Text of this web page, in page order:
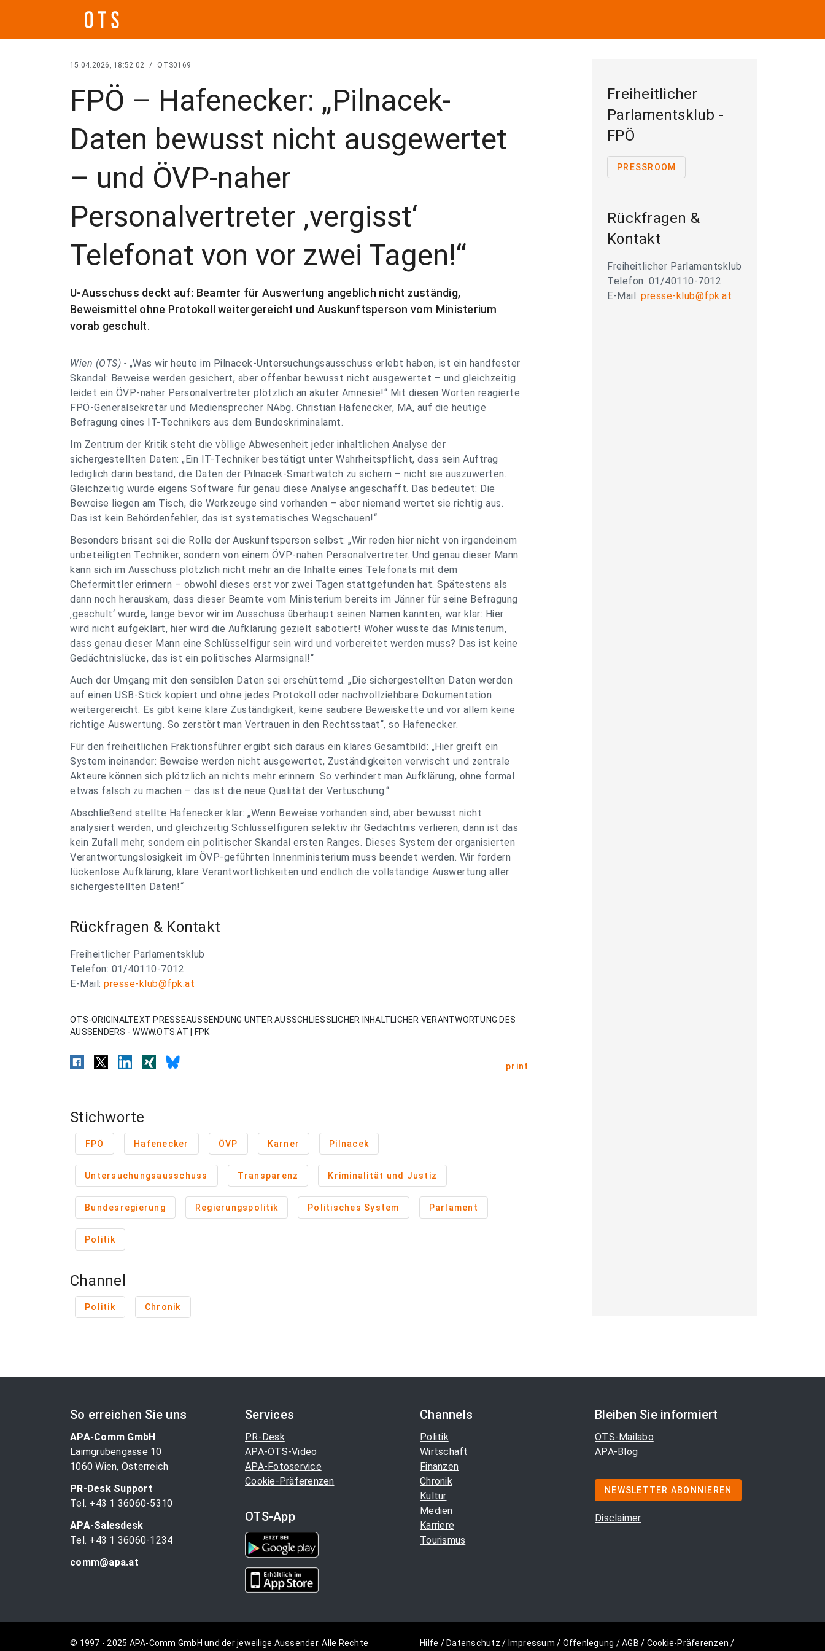
15.04.2026, 18:52:02 / OTS0169
FPÖ – Hafenecker: „Pilnacek-
Daten bewusst nicht ausgewertet
– und ÖVP-naher
Personalvertreter ‚vergisst‘
Telefonat von vor zwei Tagen!“
U-Ausschuss deckt auf: Beamter für Auswertung angeblich nicht zuständig,
Beweismittel ohne Protokoll weitergereicht und Auskunftsperson vom Ministerium
vorab geschult.
Wien (OTS) - „Was wir heute im Pilnacek-Untersuchungsausschuss erlebt haben, ist ein handfester
Skandal: Beweise werden gesichert, aber offenbar bewusst nicht ausgewertet – und gleichzeitig
leidet ein ÖVP-naher Personalvertreter plötzlich an akuter Amnesie!“ Mit diesen Worten reagierte
FPÖ-Generalsekretär und Mediensprecher NAbg. Christian Hafenecker, MA, auf die heutige
Befragung eines IT-Technikers aus dem Bundeskriminalamt.
Im Zentrum der Kritik steht die völlige Abwesenheit jeder inhaltlichen Analyse der
sichergestellten Daten: „Ein IT-Techniker bestätigt unter Wahrheitspflicht, dass sein Auftrag
lediglich darin bestand, die Daten der Pilnacek-Smartwatch zu sichern – nicht sie auszuwerten.
Gleichzeitig wurde eigens Software für genau diese Analyse angeschafft. Das bedeutet: Die
Beweise liegen am Tisch, die Werkzeuge sind vorhanden – aber niemand wertet sie richtig aus.
Das ist kein Behördenfehler, das ist systematisches Wegschauen!“
Besonders brisant sei die Rolle der Auskunftsperson selbst: „Wir reden hier nicht von irgendeinem
unbeteiligten Techniker, sondern von einem ÖVP-nahen Personalvertreter. Und genau dieser Mann
kann sich im Ausschuss plötzlich nicht mehr an die Inhalte eines Telefonats mit dem
Chefermittler erinnern – obwohl dieses erst vor zwei Tagen stattgefunden hat. Spätestens als
dann noch herauskam, dass dieser Beamte vom Ministerium bereits im Jänner für seine Befragung
‚geschult‘ wurde, lange bevor wir im Ausschuss überhaupt seinen Namen kannten, war klar: Hier
wird nicht aufgeklärt, hier wird die Aufklärung gezielt sabotiert! Woher wusste das Ministerium,
dass genau dieser Mann eine Schlüsselfigur sein wird und vorbereitet werden muss? Das ist keine
Gedächtnislücke, das ist ein politisches Alarmsignal!“
Auch der Umgang mit den sensiblen Daten sei erschütternd. „Die sichergestellten Daten werden
auf einen USB-Stick kopiert und ohne jedes Protokoll oder nachvollziehbare Dokumentation
weitergereicht. Es gibt keine klare Zuständigkeit, keine saubere Beweiskette und vor allem keine
richtige Auswertung. So zerstört man Vertrauen in den Rechtsstaat“, so Hafenecker.
Für den freiheitlichen Fraktionsführer ergibt sich daraus ein klares Gesamtbild: „Hier greift ein
System ineinander: Beweise werden nicht ausgewertet, Zuständigkeiten verwischt und zentrale
Akteure können sich plötzlich an nichts mehr erinnern. So verhindert man Aufklärung, ohne formal
etwas falsch zu machen – das ist die neue Qualität der Vertuschung.“
Abschließend stellte Hafenecker klar: „Wenn Beweise vorhanden sind, aber bewusst nicht
analysiert werden, und gleichzeitig Schlüsselfiguren selektiv ihr Gedächtnis verlieren, dann ist das
kein Zufall mehr, sondern ein politischer Skandal ersten Ranges. Dieses System der organisierten
Verantwortungslosigkeit im ÖVP-geführten Innenministerium muss beendet werden. Wir fordern
lückenlose Aufklärung, klare Verantwortlichkeiten und endlich die vollständige Auswertung aller
sichergestellten Daten!“
Rückfragen & Kontakt
Freiheitlicher Parlamentsklub
Telefon: 01/40110-7012
E-Mail: presse-klub@fpk.at
OTS-ORIGINALTEXT PRESSEAUSSENDUNG UNTER AUSSCHLIESSLICHER INHALTLICHER VERANTWORTUNG DES
AUSSENDERS - WWW.OTS.AT | FPK
print
Stichworte
FPÖ Hafenecker ÖVP Karner Pilnacek
Untersuchungsausschuss Transparenz Kriminalität und Justiz
Bundesregierung Regierungspolitik Politisches System Parlament
Politik
Channel
Politik Chronik
Freiheitlicher
Parlamentsklub -
FPÖ
PRESSROOM
Rückfragen &
Kontakt
Freiheitlicher Parlamentsklub
Telefon: 01/40110-7012
E-Mail: presse-klub@fpk.at
So erreichen Sie uns
APA-Comm GmbH
Laimgrubengasse 10
1060 Wien, Österreich
PR-Desk Support
Tel. +43 1 36060-5310
APA-Salesdesk
Tel. +43 1 36060-1234
comm@apa.at
Services
PR-Desk
APA-OTS-Video
APA-Fotoservice
Cookie-Präferenzen
OTS-App
Channels
Politik
Wirtschaft
Finanzen
Chronik
Kultur
Medien
Karriere
Tourismus
Bleiben Sie informiert
OTS-Mailabo
APA-Blog
NEWSLETTER ABONNIEREN
Disclaimer
© 1997 - 2025 APA-Comm GmbH und der jeweilige Aussender. Alle Rechte
Hilfe / Datenschutz / Impressum / Offenlegung /AGB / Cookie-Präferenzen /